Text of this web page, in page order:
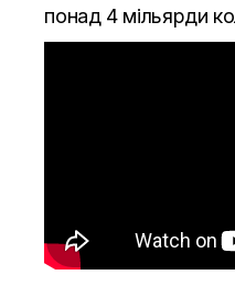
понад 4 мільярди